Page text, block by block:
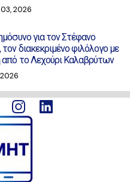
2026
για τον Στέφανο
διακεκριμένο φιλόλογο με
το Λεχούρι Καλαβρύτων
2026